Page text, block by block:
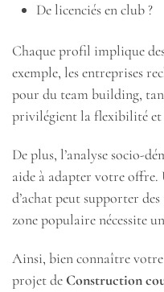
De licenciés en club ?
Chaque profil implique
exemple, les entreprises
pour du team building,
privilégient la flexibilité et
De plus, l’analyse socio-
aide à adapter votre
d’achat peut supporter
zone populaire nécessite
Ainsi, bien connaître
projet de Construction